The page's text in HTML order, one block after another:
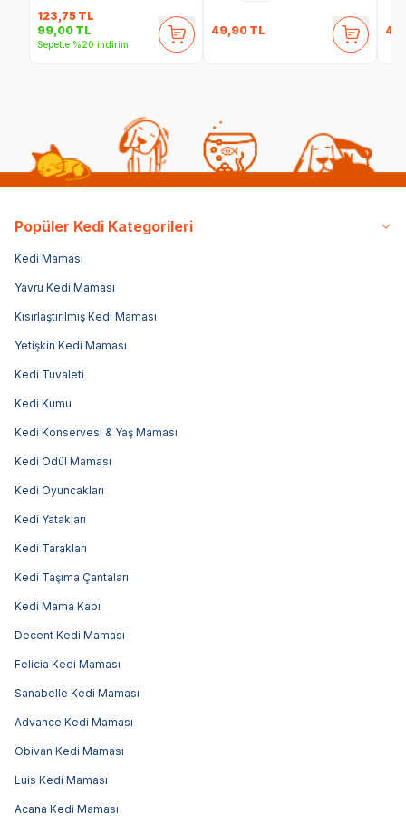
123,75 TL
99,00 TL
Sepette %20 indirim
49,90 TL
Popüler Kedi Kategorileri
Kedi Maması
Yavru Kedi Maması
Kısırlaştırılmış Kedi Maması
Yetişkin Kedi Maması
Kedi Tuvaleti
Kedi Kumu
Kedi Konservesi & Yaş Maması
Kedi Ödül Maması
Kedi Oyuncakları
Kedi Yatakları
Kedi Tarakları
Kedi Taşıma Çantaları
Kedi Mama Kabı
Decent Kedi Maması
Felicia Kedi Maması
Sanabelle Kedi Maması
Advance Kedi Maması
Obivan Kedi Maması
Luis Kedi Maması
Acana Kedi Maması